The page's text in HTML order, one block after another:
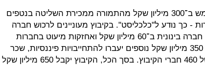
קיבוץ חצרים צפוי להשתמש ב־300 מיליון שקל מהתמורה ממכירת השליטה בנטפים
- כך נודע ל"כלכליסט". בקיבוץ מעוניינים לרכוש חברה
גדולה ב־150 מיליון שקל, חברה בינונית ב־60 מיליון שקל ואחזקות מיעוט בחברות
נוספות ב־90 מיליון שקל. 350 מיליון שקל נוספים יעברו להתחייבויות פיננסיות, שכר
לימוד ולשימוש החופשי של 460 חברי הקיבוץ. בסך הכל, הקיבוץ יקבל 650 מיליון שקל